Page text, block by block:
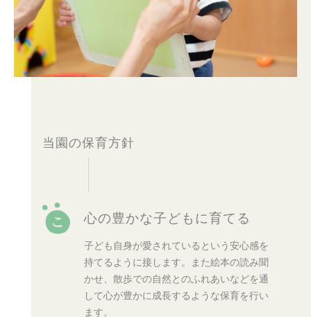
当園の保育方針
心の豊かな子どもに育てる
子ども自身が愛されているという安心感を
持てるように接します。また絵本の読み聞
かせ、散歩での自然とのふれあいなどを通
して心が豊かに成長するような保育を行い
ます。